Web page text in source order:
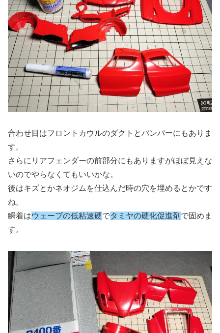
合わせ目はフロントカウルのダクトとバンパーにもありま
す。
さらにリアフェンダーの前部分にもありますがほぼ見えな
いのでやらなくてもいいかな。
後はキズとかネオジムを仕込んだ時の穴を埋めるとかです
ね。
瞬着はウェーブの低粘速硬でタミヤの硬化促進剤 で固めま
す。